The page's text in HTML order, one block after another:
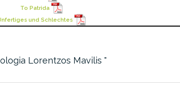
To Patrida
und Schlechtes
Lorentzos Mavilis